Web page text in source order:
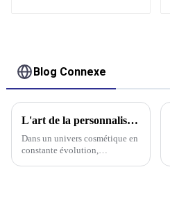
Blog Connexe
L'art de la personnalisation des emballages de tubes cosmétiques
Dans un univers cosmétique en
constante évolution,